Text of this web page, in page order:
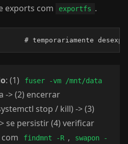
exports com
exportfs .
# temporariamente
: (1) fuser -vm /mnt/data
-> (2) encerrar
stop / kill) -> (3)
se persistir (4) verificar
findmnt -R ,
swapon -